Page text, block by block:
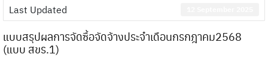
Last Updated
แบบสรุปผลการจัดซื้อจัดจ้างประจำเดือนกรกฎาคม2568
(แบบ สขร.1)